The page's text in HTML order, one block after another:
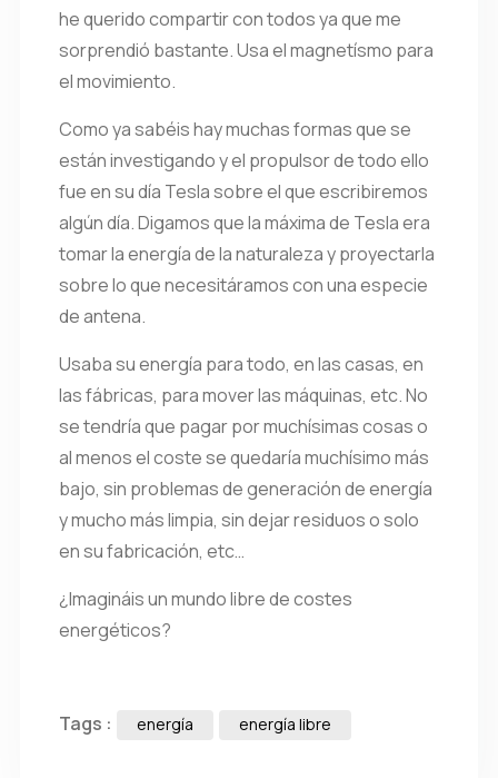
he querido compartir con todos ya que me
sorprendió bastante. Usa el magnetísmo para
el movimiento.
Como ya sabéis hay muchas formas que se
están investigando y el propulsor de todo ello
fue en su día Tesla sobre el que escribiremos
algún día. Digamos que la máxima de Tesla era
tomar la energía de la naturaleza y proyectarla
sobre lo que necesitáramos con una especie
de antena.
Usaba su energía para todo, en las casas, en
las fábricas, para mover las máquinas, etc. No
se tendría que pagar por muchísimas cosas o
al menos el coste se quedaría muchísimo más
bajo, sin problemas de generación de energía
y mucho más limpia, sin dejar residuos o solo
en su fabricación, etc…
¿Imagináis un mundo libre de costes
energéticos?
Tags : energía energía libre